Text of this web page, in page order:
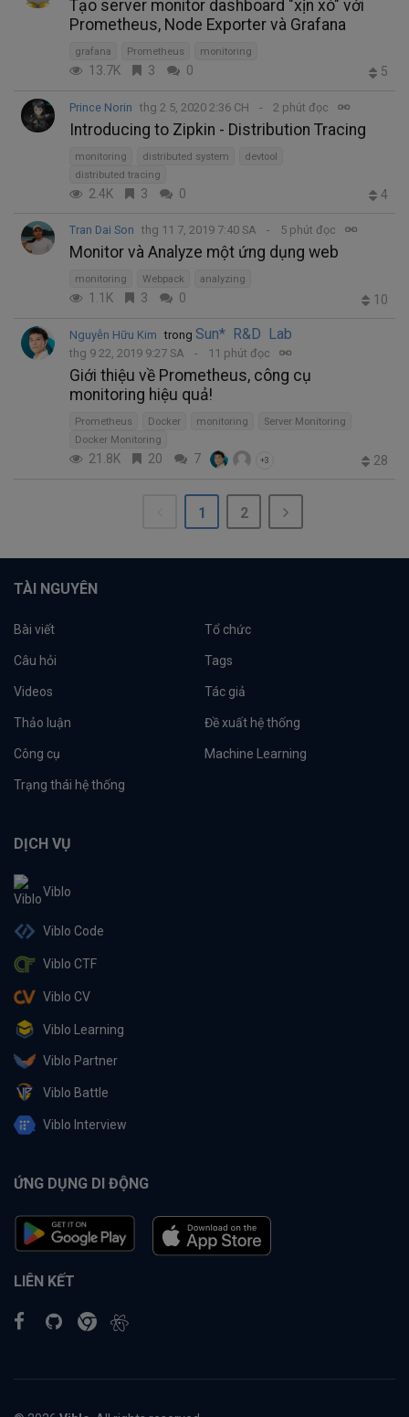
Tạo server monitor dashboard "xịn xò" với
Prometheus, Node Exporter và Grafana
grafana Prometheus monitoring
13.7K 3 0 5
Prince Norin thg 2 5, 2020 2:36 CH 2 phút đọc
Introducing to Zipkin - Distribution Tracing
monitoring distributed system
devtool
distributed tracing
2.4K 3 0 4
Tran Dai Son thg 11 7, 2019 7:40 SA 5 phút đọc
Monitor và Analyze một ứng dụng web
monitoring Webpack analyzing
1.1K 3 0 10
Nguyễn Hữu Kim trong Sun* R&D Lab
thg 9 22, 2019 9:27 SA 11 phút đọc
Giới thiệu về Prometheus, công cụ
monitoring hiệu quả!
Prometheus Docker monitoring
Server Monitoring
Docker Monitoring
21.8K 20 7 +3 28
1 2
TÀI NGUYÊN
Bài viết Tổ chức
Câu hỏi Tags
Videos Tác giả
Thảo luận Đề xuất hệ thống
Công cụ Machine Learning
Trạng thái hệ thống
DỊCH VỤ
Viblo
Viblo Code
Viblo CTF
Viblo CV
Viblo Learning
Viblo Partner
Viblo Battle
Viblo Interview
ỨNG DỤNG DI ĐỘNG
LIÊN KẾT